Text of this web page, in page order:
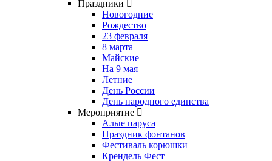
Праздники
Новогодние
Рождество
23 февраля
8 марта
Майские
На 9 мая
Летние
День России
День народного единства
Мероприятие
Алые паруса
Праздник фонтанов
Фестиваль корюшки
Крендель Фест